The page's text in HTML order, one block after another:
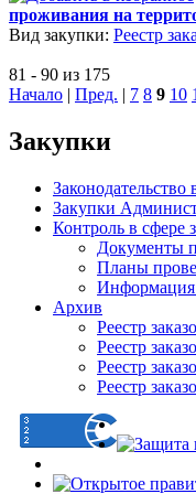
проживания на
Вид закупки: Реестр
81 - 90 из 175
Начало | Пред. | 7 8 9 10
Закупки
Законодательство
Закупки
Контроль в сфере
Документы
Планы
Информация
Архив
Реестр
Реестр
Реестр
Реестр